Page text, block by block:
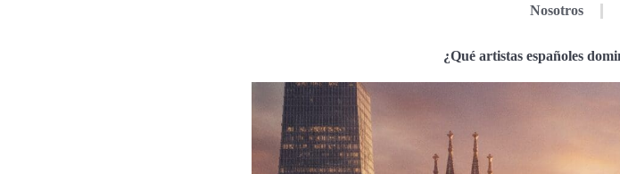
Nosotros
¿Qué artistas españoles